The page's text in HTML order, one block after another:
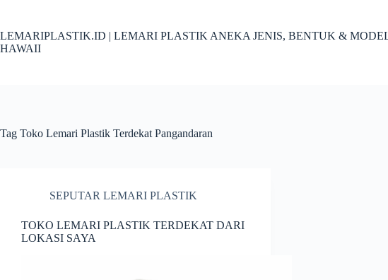
content
LEMARIPLASTIK.ID | LEMARI PLASTIK ANEKA JENIS, BENTUK &
HAWAII
Tag Toko Lemari Plastik Terdekat Pangandaran
SEPUTAR LEMARI PLASTIK
TOKO LEMARI PLASTIK TERDEKAT DARI
LOKASI SAYA